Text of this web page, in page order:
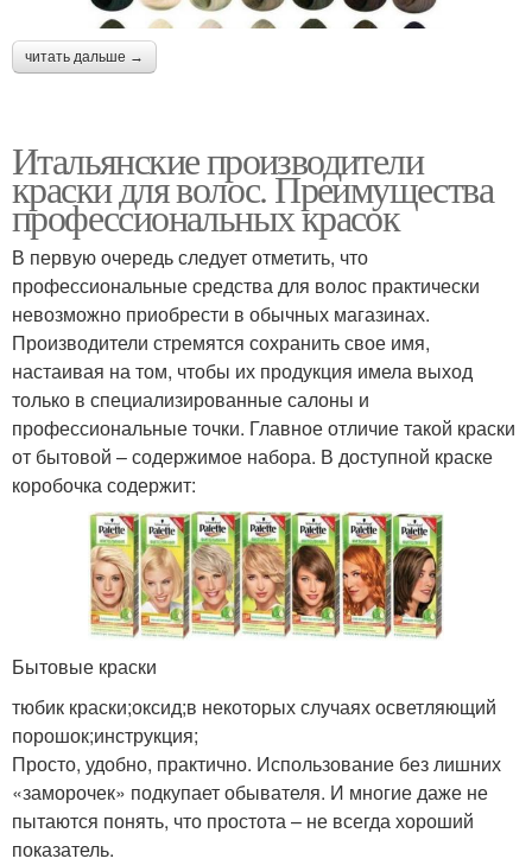
читать дальше →
Итальянские производители
краски для волос. Преимущества
профессиональных красок
В первую очередь следует отметить, что
профессиональные средства для волос практически
невозможно приобрести в обычных магазинах.
Производители стремятся сохранить свое имя,
настаивая на том, чтобы их продукция имела выход
только в специализированные салоны и
профессиональные точки. Главное отличие такой краски
от бытовой – содержимое набора. В доступной краске
коробочка содержит:
Бытовые краски
тюбик краски;оксид;в некоторых случаях осветляющий
порошок;инструкция;
Просто, удобно, практично. Использование без лишних
«заморочек» подкупает обывателя. И многие даже не
пытаются понять, что простота – не всегда хороший
показатель.